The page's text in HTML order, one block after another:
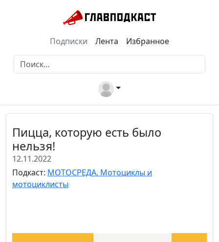
Подписки Лента Избранное
Пицца, которую есть было
нельзя!
12.11.2022
Подкаст: МОТОСРЕДА. Мотоциклы и
мотоциклисты